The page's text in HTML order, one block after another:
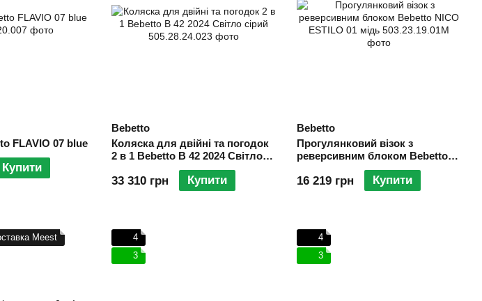
FLAVIO 07 blue
Купити
Bebetto
Коляска для двійні та погодок
2 в 1 Bebetto B 42 2024 Світло
33 310 грн Купити
Bebetto
Прогулянковий візок з
реверсивним блоком Bebetto
NICO ESTILO 01 мідь
16 219 грн Купити
Meest
4
3
4
3